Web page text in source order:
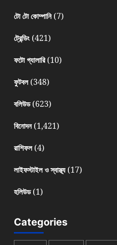
টো টো কোম্পানি(7)
ট্রেন্ডিং(421)
ফটো গ্যালারি(10)
ফুটবল(348)
বলিউড(623)
বিনোদন(1,421)
রাশিফল(4)
লাইফস্টাইল ও স্বাস্থ্য(17)
হলিউড(1)
Categories